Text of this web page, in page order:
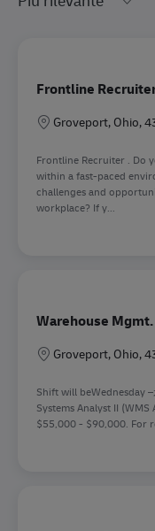
Frontline
SedeGroveport, Ohio,
Frontline Recruiter . Do
within a fast-paced
challenges and
workplace? If y...
Warehouse
SedeGroveport, Ohio,
Shift will beWednesday
Systems Analyst II
$55,000 - $90,000. For